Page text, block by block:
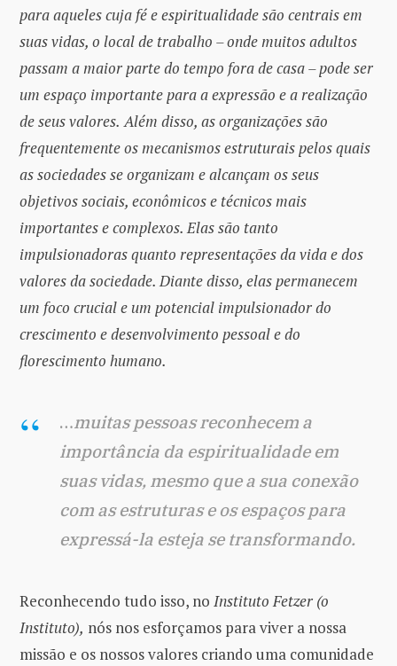
para aqueles cuja fé e espiritualidade são centrais em
suas vidas, o local de trabalho – onde muitos adultos
passam a maior parte do tempo fora de casa – pode ser
um espaço importante para a expressão e a realização
de seus valores. Além disso, as organizações são
frequentemente os mecanismos estruturais pelos quais
as sociedades se organizam e alcançam os seus
objetivos sociais, econômicos e técnicos mais
importantes e complexos. Elas são tanto
impulsionadoras quanto representações da vida e dos
valores da sociedade. Diante disso, elas permanecem
um foco crucial e um potencial impulsionador do
crescimento e desenvolvimento pessoal e do
florescimento humano.
…muitas pessoas reconhecem a
importância da espiritualidade em
suas vidas, mesmo que a sua conexão
com as estruturas e os espaços para
expressá-la esteja se transformando.
Reconhecendo tudo isso, no Instituto Fetzer (o
Instituto), nós nos esforçamos para viver a nossa
missão e os nossos valores criando uma comunidade